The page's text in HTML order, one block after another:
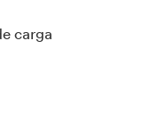
carga